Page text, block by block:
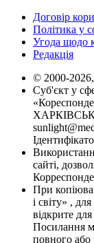
Договір
Політика у
Угода щодо
Редакція
© 2000-
Суб'єкт у
сайті,
При
і світу» ,
відкрите
Посилання
повного або